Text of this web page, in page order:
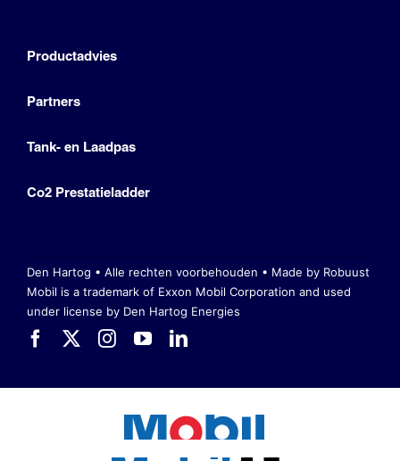
Productadvies
Partners
Tank- en Laadpas
Co2 Prestatieladder
Den Hartog • Alle rechten voorbehouden • Made by Robuust
Mobil is a trademark of Exxon Mobil Corporation and used
under license by Den Hartog Energies